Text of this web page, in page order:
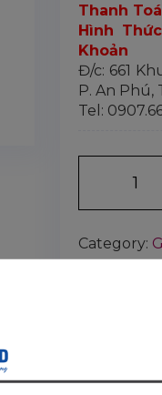
Thanh
Hình
Khoản
Đ/c: 661
P. An Phú,
Tel:
Category: